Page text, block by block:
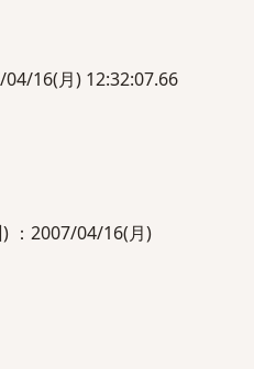
16(月) 12:32:07.66
：2007/04/16(月)